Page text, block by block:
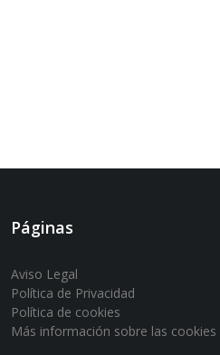
Páginas
Aviso Legal
Política de Privacidad
Política de cookies
Más información sobre las cookies